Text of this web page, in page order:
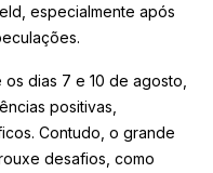
especialmente após
dias 7 e 10 de agosto,
positivas,
Contudo, o grande
desafios, como